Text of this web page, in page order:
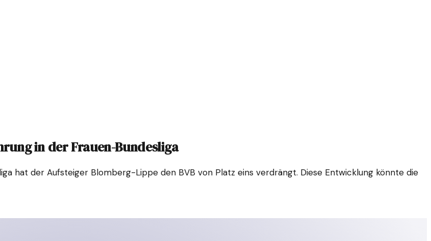
in der Frauen-Bundesliga
hat der Aufsteiger Blomberg-Lippe den BVB von Platz eins verdrängt. Diese Entwicklung könnte die